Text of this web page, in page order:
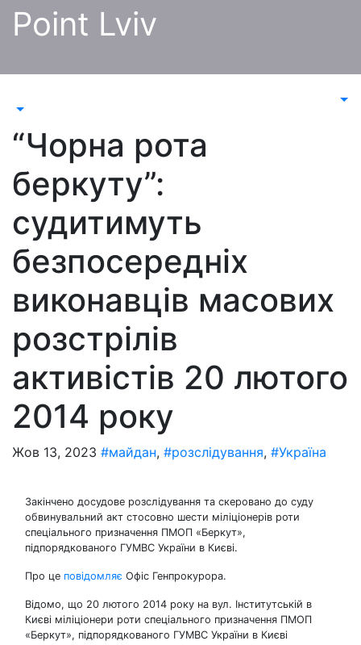
Перейти
Point Lviv
“Чорна рота
беркуту”:
судитимуть
безпосередніх
виконавців масових
розстрілів
активістів 20 лютого
2014 року
Жов 13, 2023 #майдан, #розслідування, #Україна
Закінчено досудове розслідування та скеровано до суду
обвинувальний акт стосовно шести міліціонерів роти
спеціального призначення ПМОП «Беркут»,
підпорядкованого ГУМВС України в Києві.
Про це повідомляє Офіс Генпрокурора.
Відомо, що 20 лютого 2014 року на вул. Інститутській в
Києві міліціонери роти спеціального призначення ПМОП
«Беркут», підпорядкованого ГУМВС України в Києві